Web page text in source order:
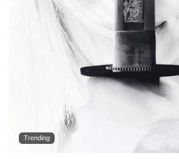
Trending